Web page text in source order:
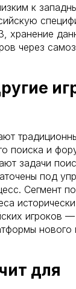
к
хранение
через
поиска и
задачи
под
Сегмент
игроков
нового
для